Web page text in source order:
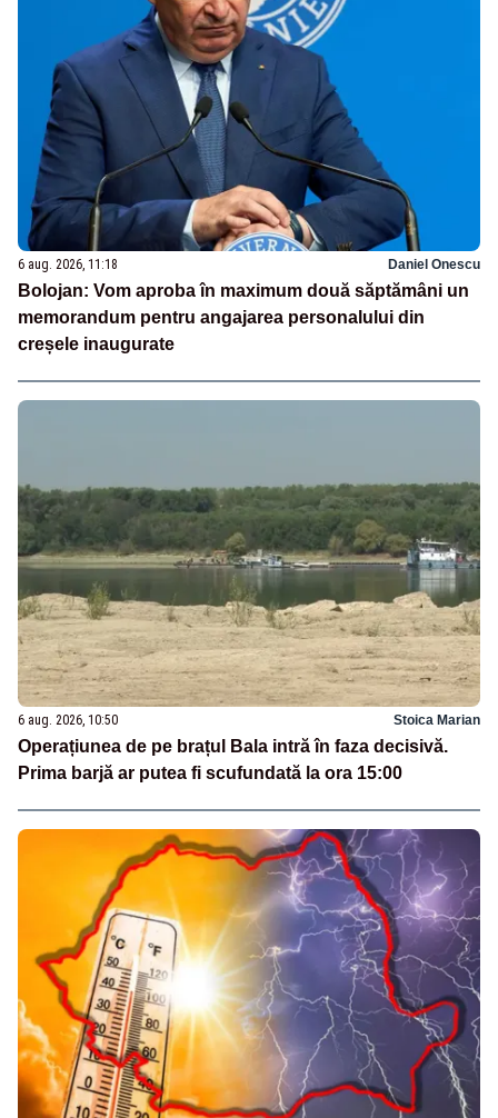
6 aug. 2026, 11:18 Daniel Onescu
Bolojan: Vom aproba în maximum două săptămâni un
memorandum pentru angajarea personalului din
creșele inaugurate
6 aug. 2026, 10:50 Stoica Marian
Operațiunea de pe brațul Bala intră în faza decisivă.
Prima barjă ar putea fi scufundată la ora 15:00